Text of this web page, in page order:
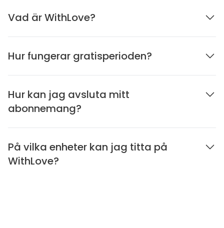
Vad är WithLove?
Hur fungerar gratisperioden?
Hur kan jag avsluta mitt
abonnemang?
På vilka enheter kan jag titta på
WithLove?